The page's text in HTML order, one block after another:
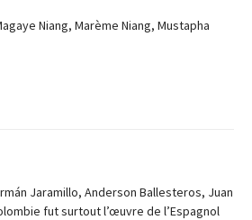
Niang, Marème Niang, Mustapha
Jaramillo, Anderson Ballesteros, Juan
fut surtout l’œuvre de l’Espagnol